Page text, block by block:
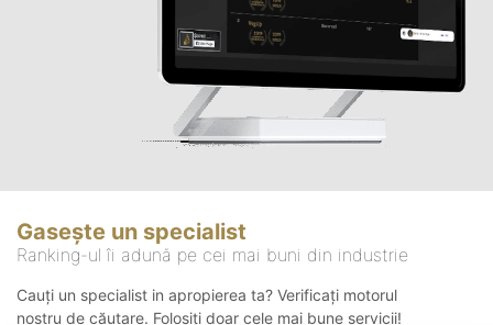
Gasește un specialist
Ranking-ul îi adună pe cei mai buni din industrie
Cauți un specialist in apropierea ta? Verificați motorul
nostru de căutare. Folosiți doar cele mai bune servicii!